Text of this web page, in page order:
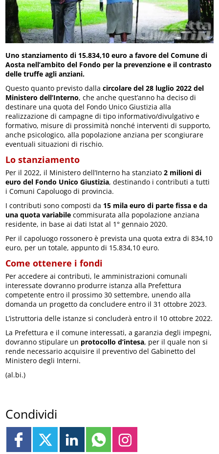
Uno stanziamento di 15.834,10 euro a favore del Comune di
Aosta nell’ambito del Fondo per la prevenzione e il contrasto
delle truffe agli anziani.
Questo quanto previsto dallacircolare del 28 luglio 2022 del
Ministero dell’Interno, che anche quest’anno ha deciso di
destinare una quota del Fondo Unico Giustizia alla
realizzazione di campagne di tipo informativo/divulgativo e
formativo, misure di prossimità nonché interventi di supporto,
anche psicologico, alla popolazione anziana per scongiurare
eventuali situazioni di rischio.
Lo stanziamento
Per il 2022, il Ministero dell’Interno ha stanziato2 milioni di
euro del Fondo Unico Giustizia, destinando i contributi a tutti
i Comuni Capoluogo di provincia.
I contributi sono composti da 15 mila euro di parte fissa e da
una quota variabile commisurata alla popolazione anziana
residente, in base ai dati Istat al 1° gennaio 2020.
Per il capoluogo rossonero è prevista una quota extra di 834,10
euro, per un totale, appunto di 15.834,10 euro.
Come ottenere i fondi
Per accedere ai contributi, le amministrazioni comunali
interessate dovranno produrre istanza alla Prefettura
competente entro il prossimo 30 settembre, unendo alla
domanda un progetto da concludere entro il 31 ottobre 2023.
L’istruttoria delle istanze si concluderà entro il 10 ottobre 2022.
La Prefettura e il comune interessati, a garanzia degli impegni,
dovranno stipulare un protocollo d’intesa, per il quale non si
rende necessario acquisire il preventivo del Gabinetto del
Ministero degli Interni.
(al.bi.)
Condividi